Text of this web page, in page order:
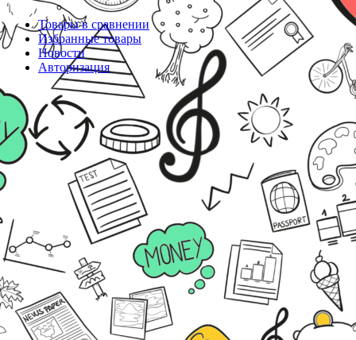
Товары в сравнении
Избранные товары
Новости
Авторизация